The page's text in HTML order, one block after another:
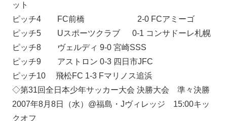
ット
ピッチ4 FC前橋 2-0 FCアミーゴ
ピッチ5 Uスポーツクラブ 0-1 コンサドーレ札幌
ピッチ8 ヴェルディ 9-0 宮崎SSS
ピッチ9 アストロン 0-3 四日市JFC
ピッチ10 飛松FC 1-3 Fマリノス追浜
◇第31回全日本少年サッカー大会 決勝大会 準々決勝
2007年8月8日（水）@福島・Jヴィレッジ 15:00キッ
クオフ